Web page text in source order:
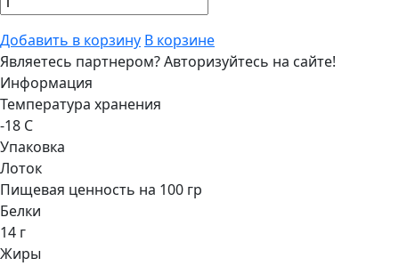
Добавить в корзину В корзине
Являетесь партнером?Авторизуйтесь на сайте!
Информация
Температура хранения
-18 С
Упаковка
Лоток
Пищевая ценность на 100 гр
Белки
14 г
Жиры